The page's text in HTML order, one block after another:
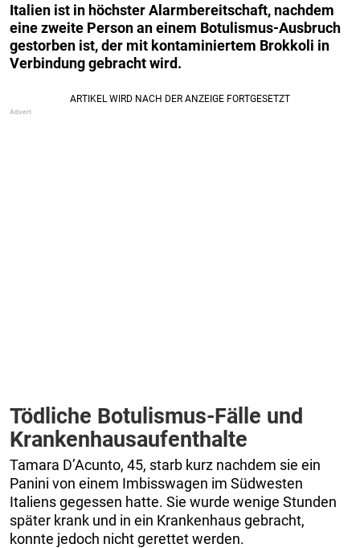
Italien ist in höchster Alarmbereitschaft, nachdem
eine zweite Person an einem Botulismus-Ausbruch
gestorben ist, der mit kontaminiertem Brokkoli in
Verbindung gebracht wird.
Tödliche Botulismus-Fälle und
Krankenhausaufenthalte
Tamara D’Acunto, 45, starb kurz nachdem sie ein
Panini von einem Imbisswagen im Südwesten
Italiens gegessen hatte. Sie wurde wenige Stunden
später krank und in ein Krankenhaus gebracht,
konnte jedoch nicht gerettet werden.